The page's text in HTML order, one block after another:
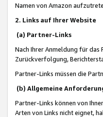
Namen von Amazon
2. Links auf Ihrer Website
(a) Partner-Links
Nach Ihrer Anmeldung für
Zurückverfolgung,
Partner-Links müssen die
(b) Allgemeine
Partner-Links können von
Arten von Links nicht eignet,